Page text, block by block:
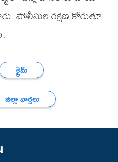
పోలీసుల రక్షణ కోరుతూ
క్రైమ్
జిల్లా వార్తలు